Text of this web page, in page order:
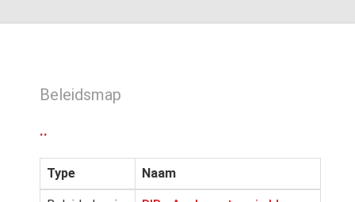
Beleidsmap
..
Type Naam